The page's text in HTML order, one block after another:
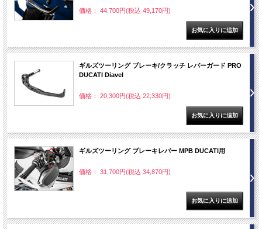
価格： 44,700円(税込 49,170円)
ギルズツーリング ブレーキ/クラッチ レバーガード PRO
DUCATI Diavel
価格： 20,300円(税込 22,330円)
ギルズツーリング ブレーキレバー MPB DUCATI用
価格： 31,700円(税込 34,870円)